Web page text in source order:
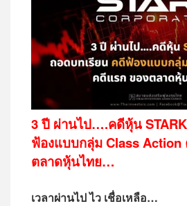
3 ปี ผ่านไป….คดีหุ้น
ฟ้องแบบกลุ่ม Class Action
ตลาดหุ้นไทย…
เวลาผ่านไป ไว เชื่อเหลือ…